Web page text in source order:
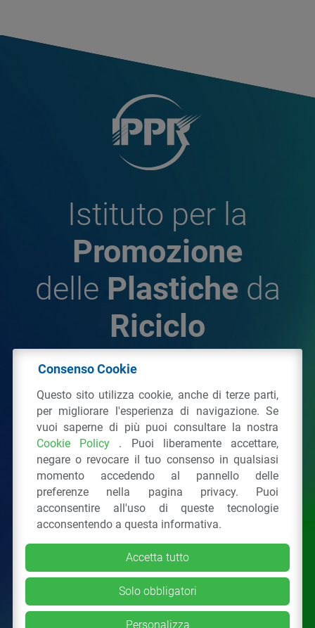
Istituto per la
Promozione
delle Plastiche da
Riciclo
Plastiche da Riciclo
C.F. 97381090154
Via San Vittore 36 20123Milano (MI)
Tel.: 02 43928225.
Tutti i diritti riservati Privacy Policy &Cookie
Consenso Cookie
Questo sito utilizza cookie, anche di terze parti,
per migliorare l'esperienza di navigazione. Se
vuoi saperne di più puoi consultare la nostra
Cookie Policy . Puoi liberamente accettare,
negare o revocare il tuo consenso in qualsiasi
momento accedendo al pannello delle
preferenze nella pagina privacy. Puoi
acconsentire all'uso di queste tecnologie
acconsentendo a questa informativa.
Accetta tutto
Solo obbligatori
Personalizza